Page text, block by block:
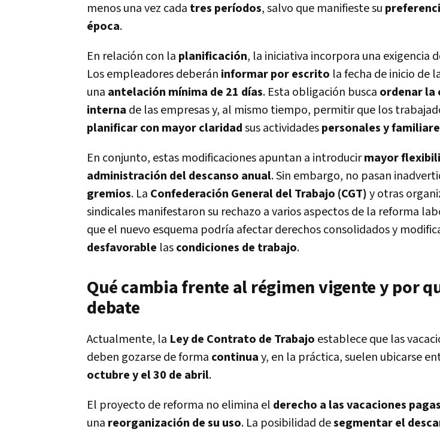
menos una vez cada tres períodos, salvo que manifieste su
época.
En relación con la planificación, la iniciativa incorpora una exigencia
Los empleadores deberán informar por escrito la fecha de inicio de
una antelación mínima de 21 días. Esta obligación busca ordenar la
interna de las empresas y, al mismo tiempo, permitir que los
planificar con mayor claridadsus actividadespersonales y
En conjunto, estas modificaciones apuntan a introducirmayor
administración del descanso anual. Sin embargo, no pasan
gremios. La Confederación General del Trabajo (CGT)y otras
sindicales manifestaron su rechazo a varios aspectos de la reforma
que el nuevo esquema podría afectar derechos consolidados y
desfavorable lascondiciones de trabajo.
Qué cambia frente al régimen vigente y por
debate
Actualmente, la Ley de Contrato de Trabajo establece que las
deben gozarse de forma continuay, en la práctica, suelen ubicarse
octubre y el 30 de abril.
El proyecto de reforma no elimina el derecho a las vacaciones pagas
una reorganización de su uso. La posibilidad desegmentar el